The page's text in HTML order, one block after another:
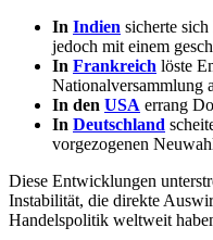
In Indien sicherte
jedoch mit einem
In Frankreich löste
Nationalversammlung
In den USA errang
In Deutschland
vorgezogenen
Diese Entwicklungen
Instabilität, die direkte
Handelspolitik weltweit